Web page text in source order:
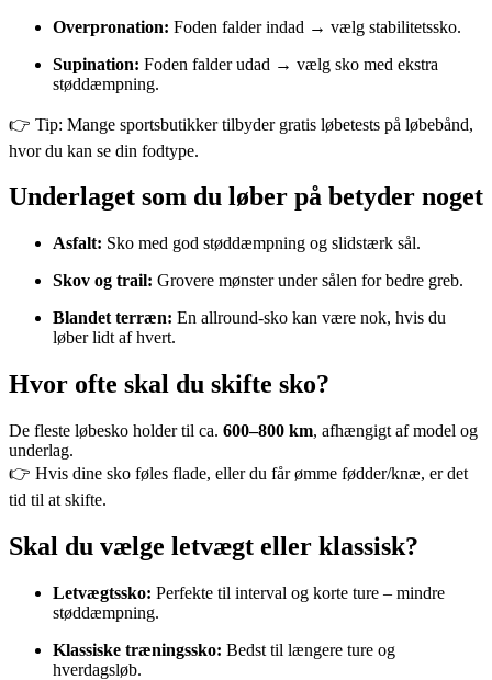
Overpronation: Foden falder indad → vælg stabilitetssko.
Supination: Foden falder udad → vælg sko med ekstra
støddæmpning.
👉 Tip: Mange sportsbutikker tilbyder gratis løbetests på løbebånd,
hvor du kan se din fodtype.
Underlaget som du løber på betyder noget
Asfalt: Sko med god støddæmpning og slidstærk sål.
Skov og trail: Grovere mønster under sålen for bedre greb.
Blandet terræn: En allround-sko kan være nok, hvis du
løber lidt af hvert.
Hvor ofte skal du skifte sko?
De fleste løbesko holder til ca. 600–800 km, afhængigt af model og
underlag.
👉 Hvis dine sko føles flade, eller du får ømme fødder/knæ, er det
tid til at skifte.
Skal du vælge letvægt eller klassisk?
Letvægtssko: Perfekte til interval og korte ture – mindre
støddæmpning.
Klassiske træningssko: Bedst til længere ture og
hverdagsløb.